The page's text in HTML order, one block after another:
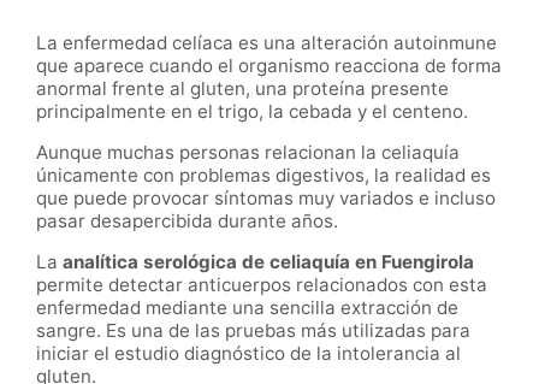
La enfermedad celíaca es una alteración autoinmune
que aparece cuando el organismo reacciona de forma
anormal frente al gluten, una proteína presente
principalmente en el trigo, la cebada y el centeno.
Aunque muchas personas relacionan la celiaquía
únicamente con problemas digestivos, la realidad es
que puede provocar síntomas muy variados e incluso
pasar desapercibida durante años.
La analítica serológica de celiaquía en Fuengirola
permite detectar anticuerpos relacionados con esta
enfermedad mediante una sencilla extracción de
sangre. Es una de las pruebas más utilizadas para
iniciar el estudio diagnóstico de la intolerancia al
gluten.